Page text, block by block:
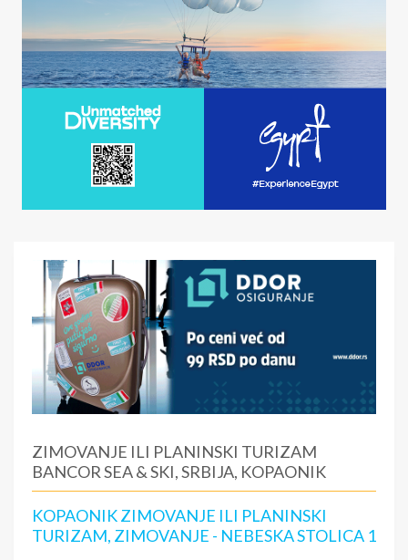
ZIMOVANJE ILI PLANINSKI TURIZAM
BANCOR SEA & SKI, SRBIJA, KOPAONIK
KOPAONIK ZIMOVANJE ILI PLANINSKI
TURIZAM, ZIMOVANJE - NEBESKA STOLICA 1